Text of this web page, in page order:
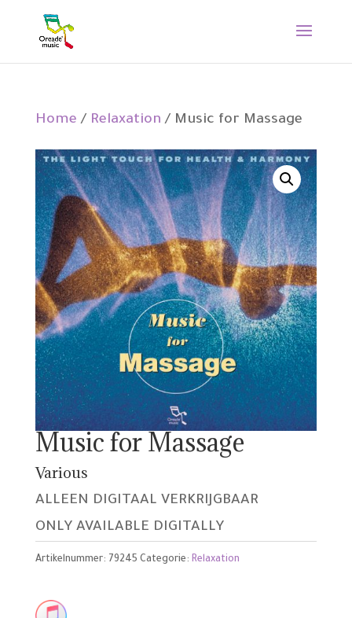
Home / Relaxation / Music for Massage
Music for Massage
Various
ALLEEN DIGITAAL VERKRIJGBAAR
ONLY AVAILABLE DIGITALLY
Artikelnummer: 79245 Categorie: Relaxation